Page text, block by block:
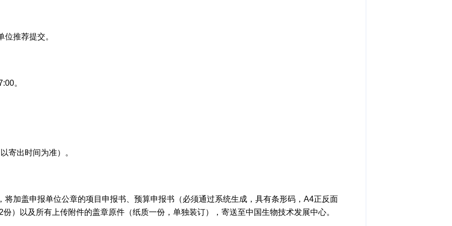
推荐提交。
。
寄出时间为准）。
将加盖申报单位公章的项目申报书、预算申报书（必须通过系统生成，具有条形码，A4正反面
）以及所有上传附件的盖章原件（纸质一份，单独装订），寄送至中国生物技术发展中心。